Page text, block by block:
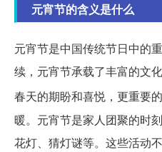
元宵节的含义是什么
元宵节是中国传统节日中的
续，元宵节承载了丰富的文
春天的期盼和喜悦，更重要
暖。元宵节是家人团聚的时
花灯、猜灯谜等。这些活动